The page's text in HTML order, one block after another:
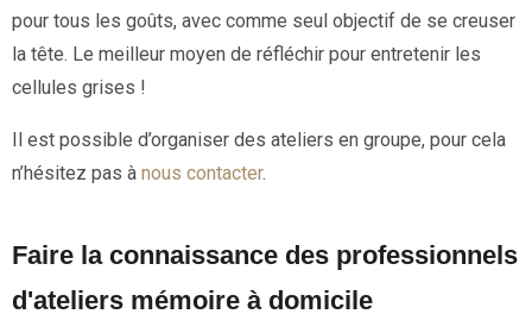
pour tous les goûts, avec comme seul objectif de se creuser
la tête. Le meilleur moyen de réfléchir pour entretenir les
cellules grises !
Il est possible d’organiser des ateliers en groupe, pour cela
n’hésitez pas à nous contacter.
Faire la connaissance des professionnels
d'ateliers mémoire à domicile